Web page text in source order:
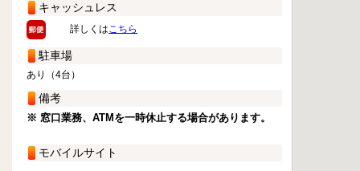
キャッシュレス
詳しくはこちら
駐車場
あり（4台）
備考
※ 窓口業務、ATMを一時休止する場合があります。
モバイルサイト